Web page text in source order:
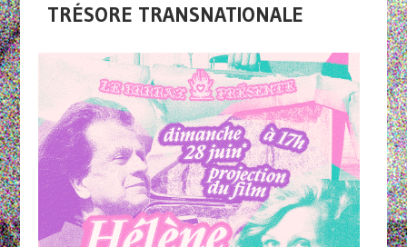
TRÉSORE TRANSNATIONALE